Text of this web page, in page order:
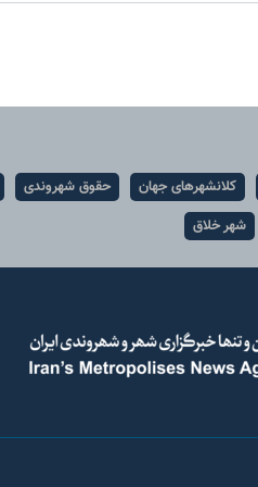
کلانشهرهای جهان حقوق شهروندی
شهر خلاق